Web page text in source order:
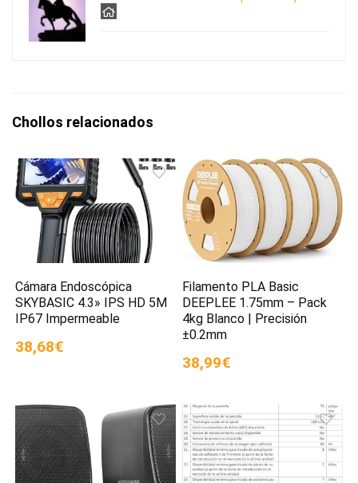
Chollos relacionados
Cámara Endoscópica
SKYBASIC 4.3» IPS HD 5M
IP67 Impermeable
38,68€
Filamento PLA Basic
DEEPLEE 1.75mm – Pack
4kg Blanco | Precisión
±0.2mm
38,99€